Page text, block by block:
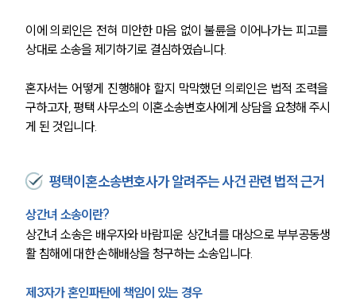
이에 의뢰인은 전혀 미안한 마음 없이 불륜을 이어나가는 피고를
상대로 소송을 제기하기로 결심하였습니다.
혼자서는 어떻게 진행해야 할지 막막했던 의뢰인은 법적 조력을
구하고자, 평택 사무소의 이혼소송변호사에게 상담을 요청해 주시
게 된 것입니다.
평택이혼소송변호사가 알려주는 사건 관련 법적 근거
상간녀 소송이란?
상간녀 소송은 배우자와 바람피운 상간녀를 대상으로 부부공동생
활 침해에 대한 손해배상을 청구하는 소송입니다.
제3자가 혼인파탄에 책임이 있는 경우